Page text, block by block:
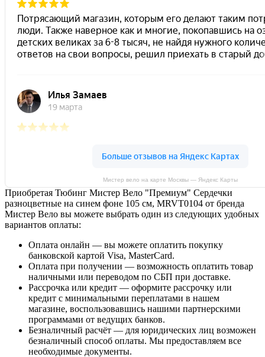
Мистер вело на карте Москвы — Яндекс Карты
Приобретая Тюбинг Мистер Вело "Премиум" Сердечки
разноцветные на синем фоне 105 см, MRVT0104 от бренда
Мистер Вело вы можете выбрать один из следующих удобных
вариантов оплаты:
Оплата онлайн — вы можете оплатить покупку
банковской картой Visa, MasterCard.
Оплата при получении — возможность оплатить товар
наличными или переводом по СБП при доставке.
Рассрочка или кредит — оформите рассрочку или
кредит с минимальными переплатами в нашем
магазине, воспользовавшись нашими партнерскими
программами от ведущих банков.
Безналичный расчёт — для юридических лиц возможен
безналичный способ оплаты. Мы предоставляем все
необходимые документы.